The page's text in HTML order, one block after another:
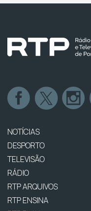
NOTÍCIAS
DESPORTO
TELEVISÃO
RÁDIO
RTP ARQUIVOS
RTP ENSINA